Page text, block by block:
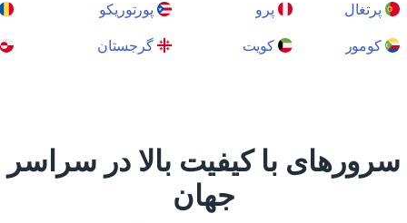
پرتغال پرو پورتوریکو
کومور کویت گرجستان
با کیفیت بالا در سراسر
جهان